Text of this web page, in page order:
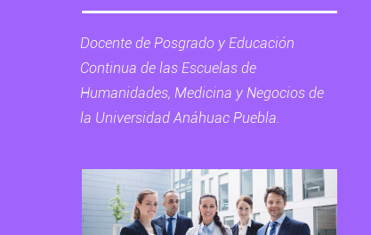
Docente de Posgrado y Educación
Continua de las Escuelas de
Humanidades, Medicina y Negocios de
la Universidad Anáhuac Puebla.